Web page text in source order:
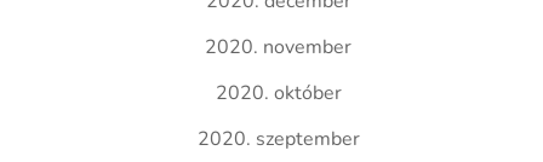
2020. november
2020. október
2020. szeptember